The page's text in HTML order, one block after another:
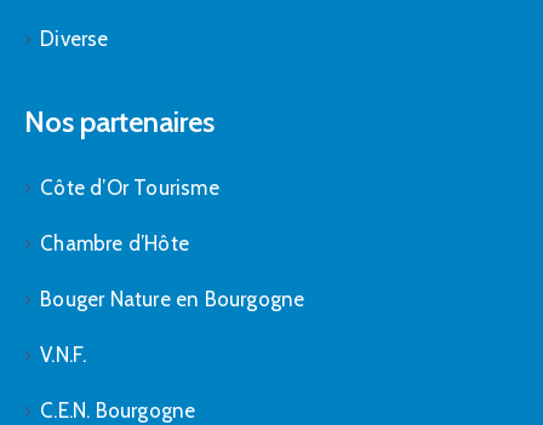
Diverse
Nos partenaires
Côte d’Or Tourisme
Chambre d’Hôte
Bouger Nature en Bourgogne
V.N.F.
C.E.N. Bourgogne